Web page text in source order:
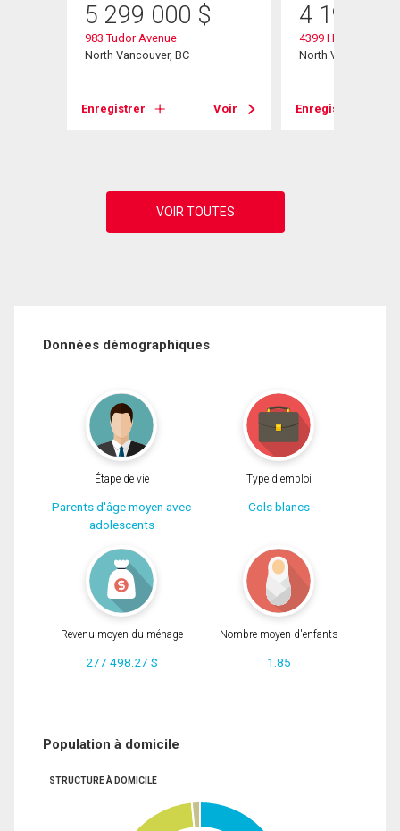
5 299 000 $
983 Tudor Avenue
North Vancouver, BC
Enregistrer Voir
4 195
4399 Highland
North Vancouver,
Enregistrer
Données démographiques
Étape de vie
Parents d'âge moyen avec
adolescents
Type d'emploi
Cols blancs
Revenu moyen du ménage
277 498.27 $
Nombre moyen d'enfants
1.85
Population à domicile
STRUCTURE À DOMICILE